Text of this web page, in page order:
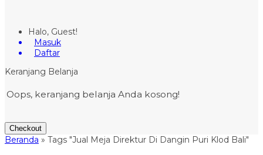
Halo, Guest!
Masuk
Daftar
Keranjang Belanja
Oops, keranjang belanja Anda kosong!
Checkout
Beranda » Tags "Jual Meja Direktur Di Dangin Puri Klod Bali"